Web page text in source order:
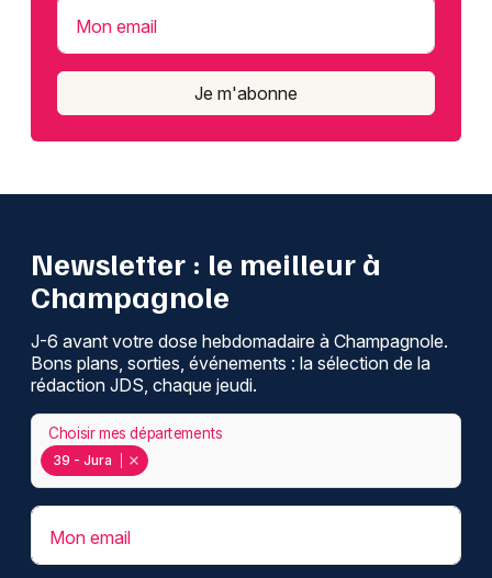
Mon email
Je m'abonne
Newsletter : le meilleur à
Champagnole
J-6 avant votre dose hebdomadaire à Champagnole.
Bons plans, sorties, événements : la sélection de la
rédaction JDS, chaque jeudi.
39 - Jura
Choisir mes départements
Mon email